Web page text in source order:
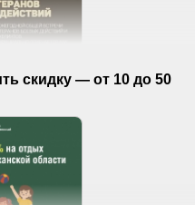
скидку — от 10 до 50